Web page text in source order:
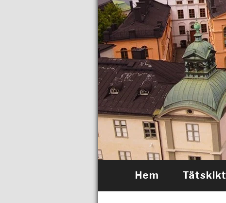
Hem Tätskikt